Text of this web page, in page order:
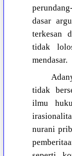
dasar
terkesan
tidak
mendasar.
tidak
ilmu
nurani